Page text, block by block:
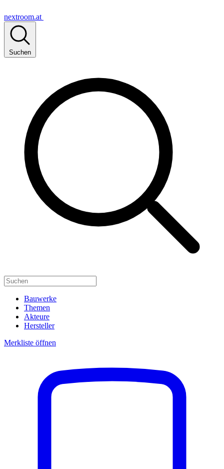
nextroom.at
Suchen
Bauwerke
Themen
Akteure
Hersteller
Merkliste öffnen